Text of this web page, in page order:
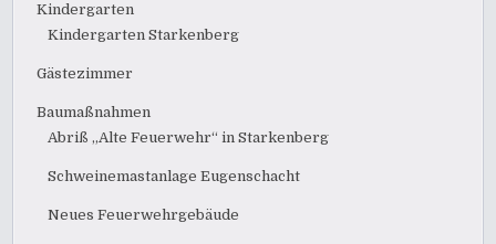
Kindergarten
Kindergarten Starkenberg
Gästezimmer
Baumaßnahmen
Abriß „Alte Feuerwehr“ in Starkenberg
Schweinemastanlage Eugenschacht
Neues Feuerwehrgebäude